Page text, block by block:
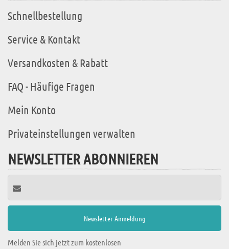
Schnellbestellung
Service & Kontakt
Versandkosten & Rabatt
FAQ - Häufige Fragen
Mein Konto
Privateinstellungen verwalten
NEWSLETTER ABONNIEREN
Melden Sie sich jetzt zum kostenlosen